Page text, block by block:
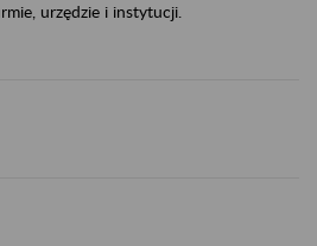
urzędzie i instytucji.